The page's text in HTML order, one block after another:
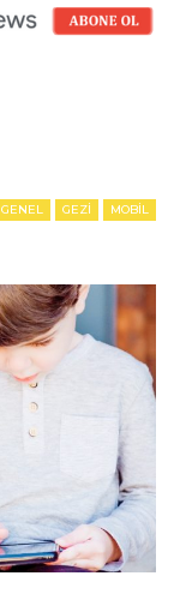
GENEL GEZI MOBIL